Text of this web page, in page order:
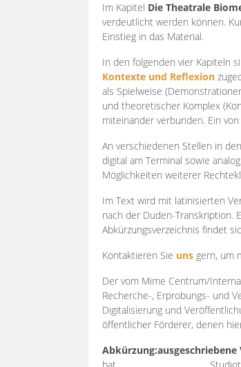
Im Kapitel Die Theatrale
verdeutlicht werden können.
Einstieg in das Material.
In den folgenden vier Kapiteln
Kontexte und Reflexion
als Spielweise
und theoretischer Komplex
miteinander verbunden. Ein
An verschiedenen Stellen in
digital am Terminal sowie
Möglichkeiten weiterer
Im Text wird mit latinisierten
nach der Duden-Transkription.
Abkürzungsverzeichnis findet
Kontaktieren Sie uns gern, um
Der vom Mime Centrum/
Recherche-, Erprobungs- und
Digitalisierung und
öffentlicher Förderer, denen
Abkürzung:ausgeschriebene